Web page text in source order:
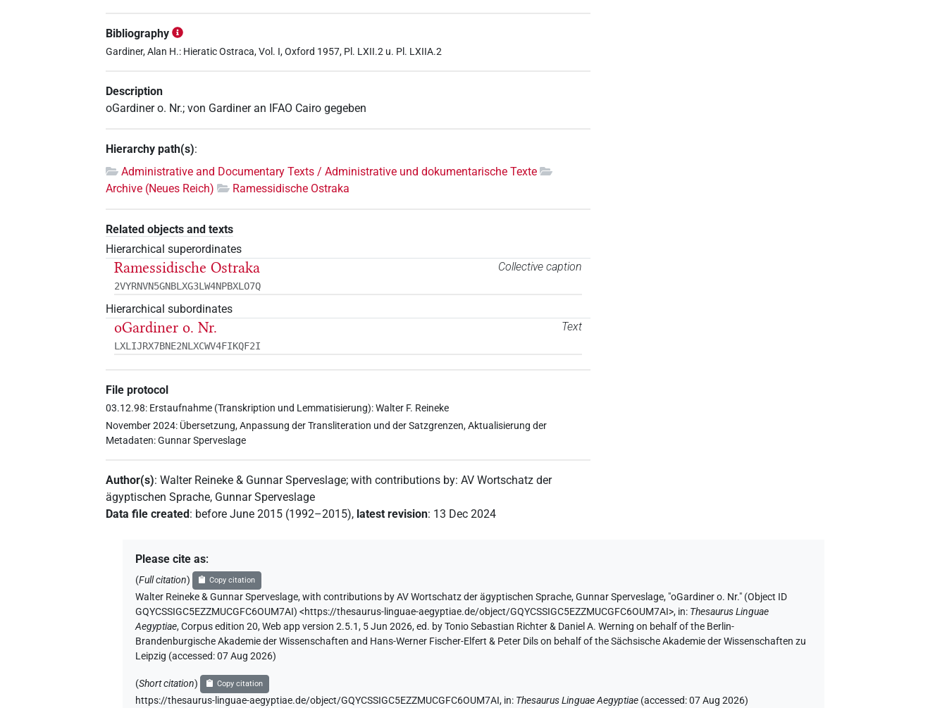
Bibliography
Gardiner, Alan H.: Hieratic Ostraca, Vol. I, Oxford 1957, Pl. LXII.2 u. Pl. LXIIA.2
Description
oGardiner o. Nr.; von Gardiner an IFAO Cairo gegeben
Hierarchy path(s):
Administrative and Documentary Texts / Administrative und dokumentarische Texte
Archive (Neues Reich)
Ramessidische Ostraka
Related objects and texts
Hierarchical superordinates
Collective caption
Ramessidische Ostraka
2VYRNVN5GNBLXG3LW4NPBXLO7Q
Hierarchical subordinates
Text
oGardiner o. Nr.
LXLIJRX7BNE2NLXCWV4FIKQF2I
File protocol
03.12.98: Erstaufnahme (Transkription und Lemmatisierung): Walter F. Reineke
November 2024: Übersetzung, Anpassung der Transliteration und der Satzgrenzen, Aktualisierung der
Metadaten: Gunnar Sperveslage
Author(s):Walter Reineke & Gunnar Sperveslage;with contributions by:AV Wortschatz der
ägyptischen Sprache, Gunnar Sperveslage
Data file created: before June 2015 (1992–2015), latest revision: 13 Dec 2024
Please cite as:
(Full citation) Copy citation
Walter Reineke & Gunnar Sperveslage,with contributions by AV Wortschatz der ägyptischen Sprache,Gunnar Sperveslage, "oGardiner o. Nr." (Object ID
GQYCSSIGC5EZZMUCGFC6OUM7AI)<https://thesaurus-linguae-aegyptiae.de/object/GQYCSSIGC5EZZMUCGFC6OUM7AI>, in: Thesaurus Linguae
Aegyptiae,Corpus edition 20, Web app version 2.5.1, 5 Jun 2026, ed. by Tonio Sebastian Richter & Daniel A. Werning on behalf of the Berlin-
Brandenburgische Akademie der Wissenschaften and Hans-Werner Fischer-Elfert & Peter Dils on behalf of the Sächsische Akademie der Wissenschaften zu
Leipzig (accessed:07 Aug 2026)
(Short citation) Copy citation
https://thesaurus-linguae-aegyptiae.de/object/GQYCSSIGC5EZZMUCGFC6OUM7AI, in: Thesaurus Linguae Aegyptiae (accessed:07 Aug 2026)